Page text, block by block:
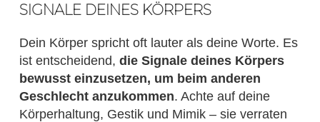
SIGNALE DEINES KÖRPERS
Dein Körper spricht oft lauter als deine Worte. Es
ist entscheidend, die Signale deines Körpers
bewusst einzusetzen, um beim anderen
Geschlecht anzukommen. Achte auf deine
Körperhaltung, Gestik und Mimik – sie verraten